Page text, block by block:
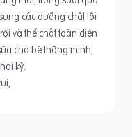
các dưỡng chất tối
và thể chất toàn diện
cho bé thông minh,
kỳ.